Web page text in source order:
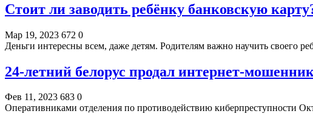
Стоит ли заводить ребёнку банковскую
Мар 19, 2023 672 0
Деньги интересны всем, даже детям. Родителям важно научить своего
24-летний белорус продал интернет-
Фев 11, 2023 683 0
Оперативниками отделения по противодействию киберпреступности